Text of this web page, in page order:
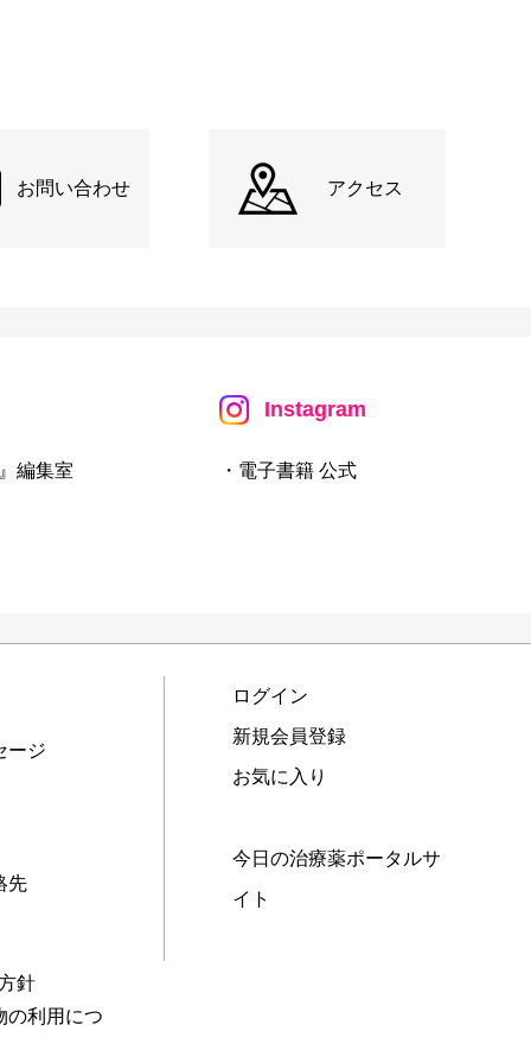
お問い合わせ アクセス
編集室
Instagram
・電子書籍 公式
ージ
先
針
の利用につ
ログイン
新規会員登録
お気に入り
今日の治療薬ポータルサ
イト